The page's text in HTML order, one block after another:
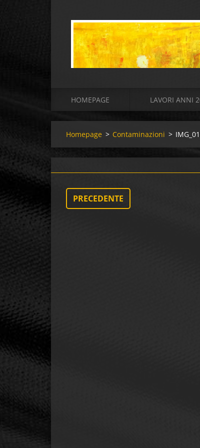
HOMEPAGE LAVORI ANNI
Homepage > Contaminazioni >
PRECEDENTE